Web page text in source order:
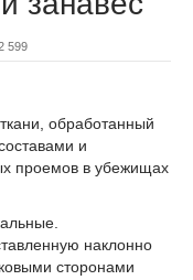
599
обработанный
и
проемов в убежищах
наклонно
сторонами